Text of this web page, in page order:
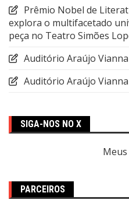
Prêmio Nobel de
explora o multifacetado
peça no Teatro Simões
Auditório Araújo
Auditório Araújo
SIGA-NOS NO X
PARCEIROS